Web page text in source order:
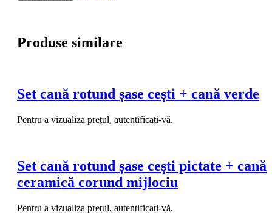
Produse similare
Set cană rotund șase cești + cană verde
Pentru a vizualiza prețul, autentificați-vă.
Set cană rotund șase cești pictate + cană
ceramică corund mijlociu
Pentru a vizualiza prețul, autentificați-vă.